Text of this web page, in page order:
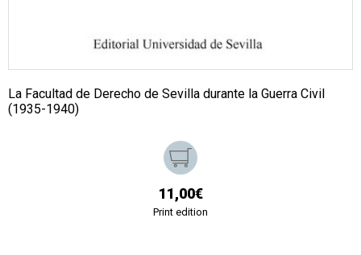
La Facultad de Derecho de Sevilla durante la Guerra Civil
(1935-1940)
11,00€
Print edition